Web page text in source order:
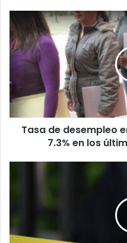
Tasa
de
desempleo
en
Costa
ubicó
en
7.3%Tasa de desempleo
7.3% en los
una